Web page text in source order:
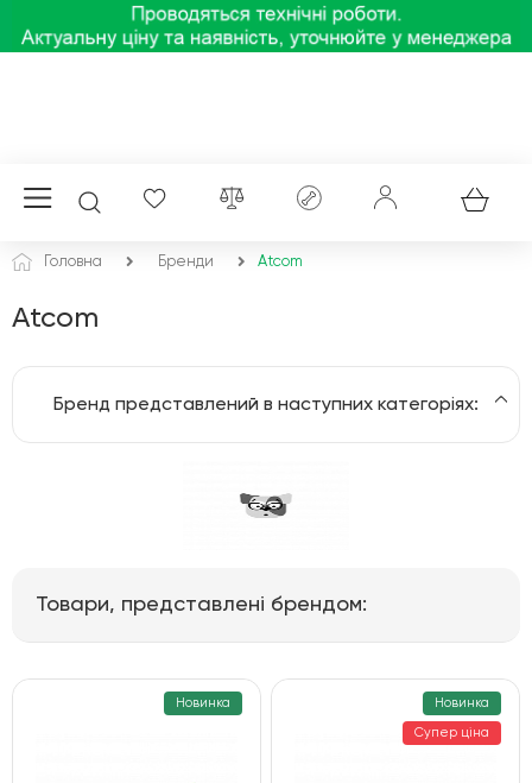
Головна Бренди Atcom
Atcom
Бренд представлений в наступних категоріях:
Мережеві аксесуари, шафи
Роз'єми, адаптери і перехідники
Кардрідери
Товари, представлені брендом:
Новинка Новинка
Супер ціна